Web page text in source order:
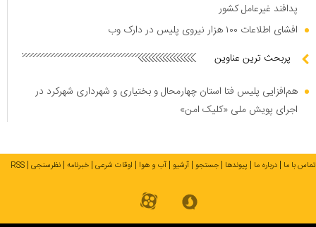
پدافند غیرعامل کشور
افشای اطلاعات ۱۰۰ هزار نیروی پلیس در دارک وب
پربحث ترین عناوین
هم‌افزایی پلیس فتا استان چهارمحال و بختیاری و شهرداری شهرکرد در
اجرای پویش ملی «کلیک امن»
تماس با ما درباره ما پیوندها جستجو آرشیو آب و هوا اوقات شرعی خبرنامه نظرسنجی RSS